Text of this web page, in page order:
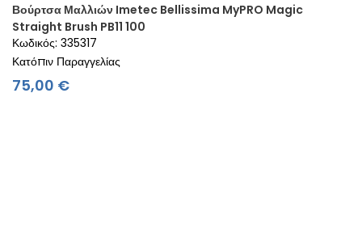
Βούρτσα Μαλλιών Imetec Bellissima MyPRO Magic
Straight Brush PB11 100
Κωδικός: 335317
Κατόπιν Παραγγελίας
75,00 €Τιμή